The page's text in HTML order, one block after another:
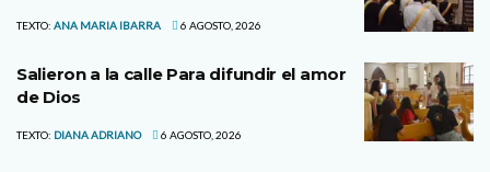
TEXTO: ANA MARIA IBARRA 6 AGOSTO, 2026
Salieron a la calle Para difundir el amor
de Dios
TEXTO: DIANA ADRIANO 6 AGOSTO, 2026